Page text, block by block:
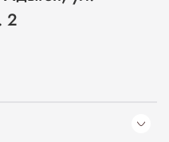
2